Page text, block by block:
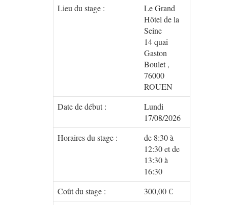
Lieu du stage :
Le Grand
Hôtel de la
Seine
14 quai
Gaston
Boulet ,
76000
ROUEN
Date de début :
Lundi
17/08/2026
Horaires du stage :
de 8:30 à
12:30 et de
13:30 à
16:30
Coût du stage :
300,00 €